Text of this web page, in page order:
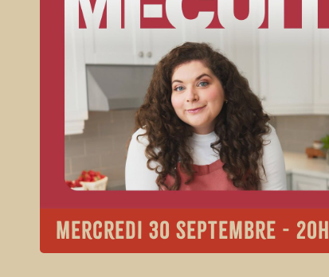
Mercredi 30 septembre - 20h